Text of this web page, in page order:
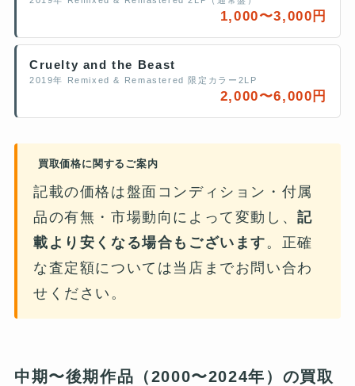
1,000〜3,000円
Cruelty and the Beast
2019年 Remixed & Remastered 限定カラー2LP
2,000〜6,000円
買取価格に関するご案内
記載の価格は盤面コンディション・付属
品の有無・市場動向によって変動し、記
載より安くなる場合もございます。正確
な査定額については当店までお問い合わ
せください。
中期〜後期作品（2000〜2024年）の買取